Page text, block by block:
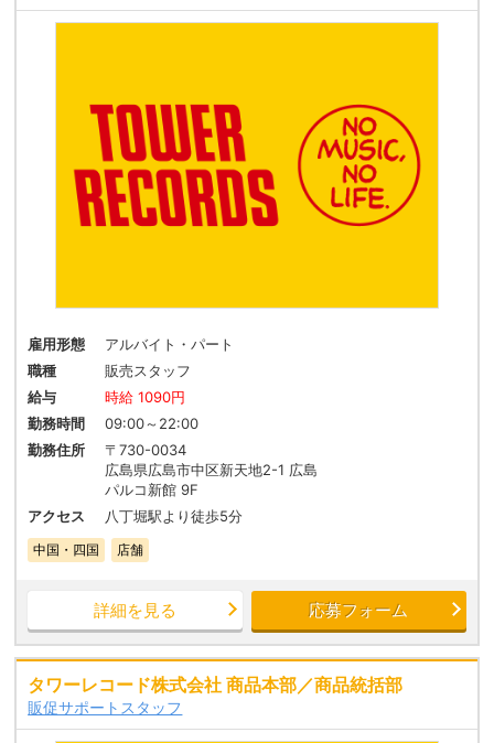
雇用形態
アルバイト・パート
職種
販売スタッフ
給与
時給 1090円
勤務時間
09:00～22:00
勤務住所
〒730-0034
広島県広島市中区新天地2-1 広島
パルコ新館 9F
アクセス
八丁堀駅より徒歩5分
中国・四国 店舗
詳細を見る 応募フォーム
タワーレコード株式会社 商品本部／商品統括部
販促サポートスタッフ